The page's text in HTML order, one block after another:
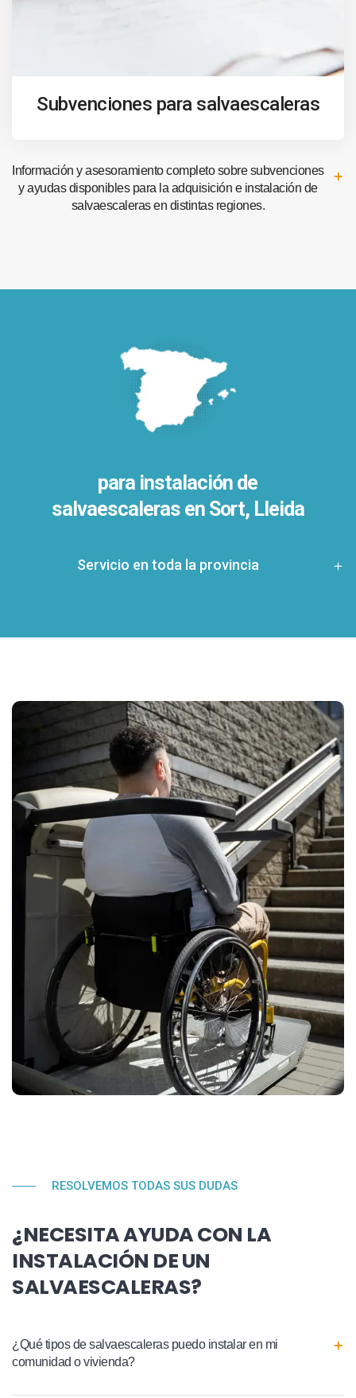
Subvenciones para salvaescaleras
Información y asesoramiento completo sobre subvenciones
y ayudas disponibles para la adquisición e instalación de
salvaescaleras en distintas regiones.
para instalación de
salvaescaleras en Sort, Lleida
Servicio en toda la provincia
RESOLVEMOS TODAS SUS DUDAS
¿NECESITA AYUDA CON LA
INSTALACIÓN DE UN
SALVAESCALERAS?
¿Qué tipos de salvaescaleras puedo instalar en mi
comunidad o vivienda?